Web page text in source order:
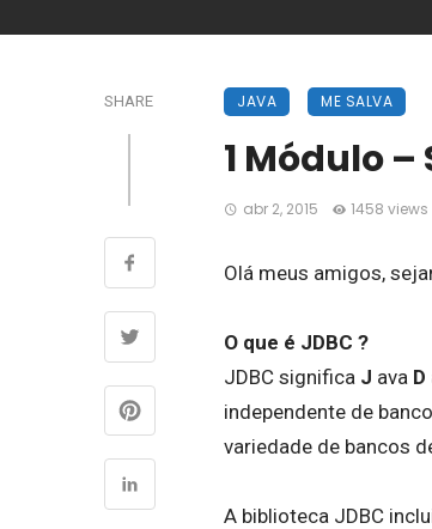
SHARE JAVA ME SALVA
1 Módulo –
abr 2, 2015 1458 views
Olá meus amigos,
O que é JDBC ?
JDBC significa J ava D
independente de
variedade de bancos
A biblioteca JDBC